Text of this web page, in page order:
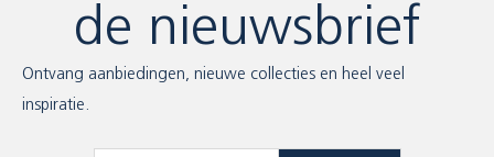
de nieuwsbrief
Ontvang aanbiedingen, nieuwe collecties en heel veel
inspiratie.